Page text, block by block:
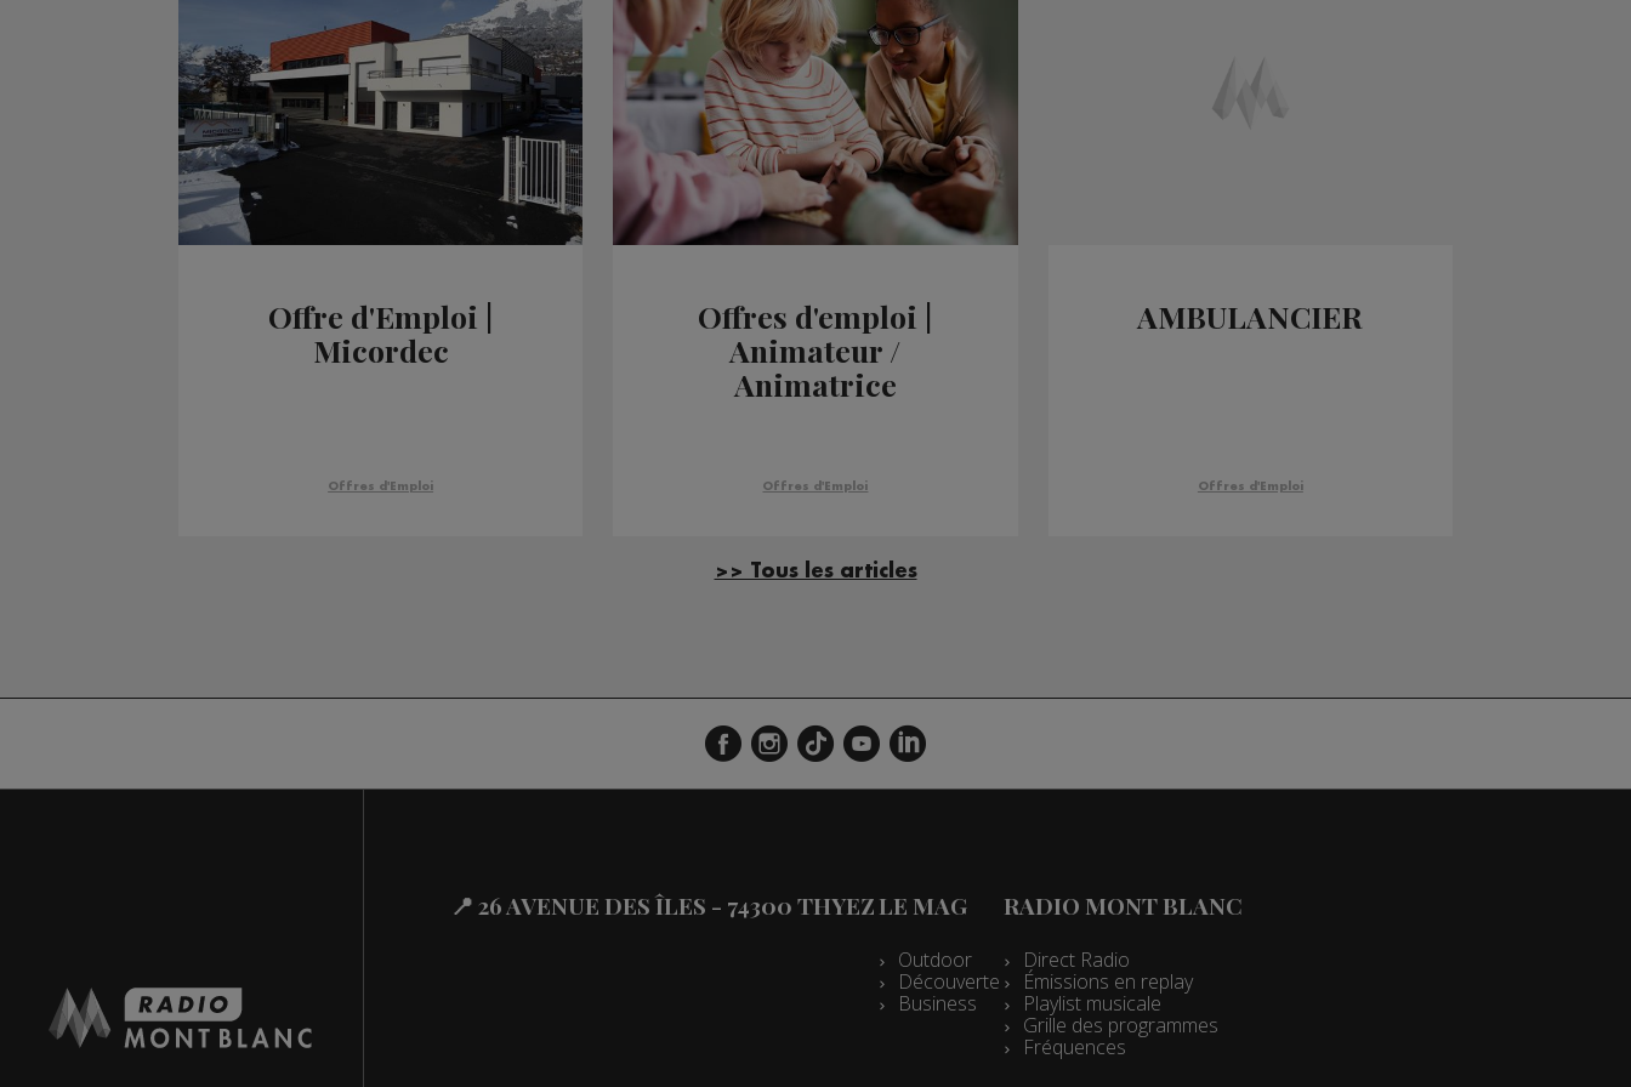
Offre d'Emploi |
Micordec
Offres d'Emploi
Offres d'emploi |
Animateur /
Animatrice
Offres d'Emploi
AMBULANCIER
Offres d'Emploi
>> Tous les articles
📍 26 AVENUE DES ÎLES - 74300 THYEZLE MAG
Outdoor
Découverte
Business
RADIO MONT BLANC
Direct Radio
Émissions en replay
Playlist musicale
Grille des programmes
Fréquences